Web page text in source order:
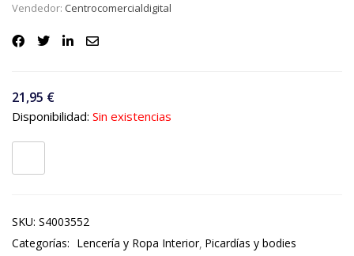
Vendedor: Centrocomercialdigital
21,95 €
Disponibilidad: Sin existencias
SKU: S4003552
Categorías: Lencería y Ropa Interior Picardías y bodies